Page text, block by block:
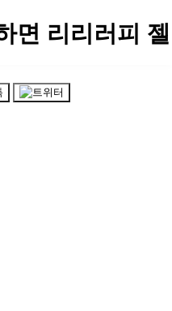
면 리리러피